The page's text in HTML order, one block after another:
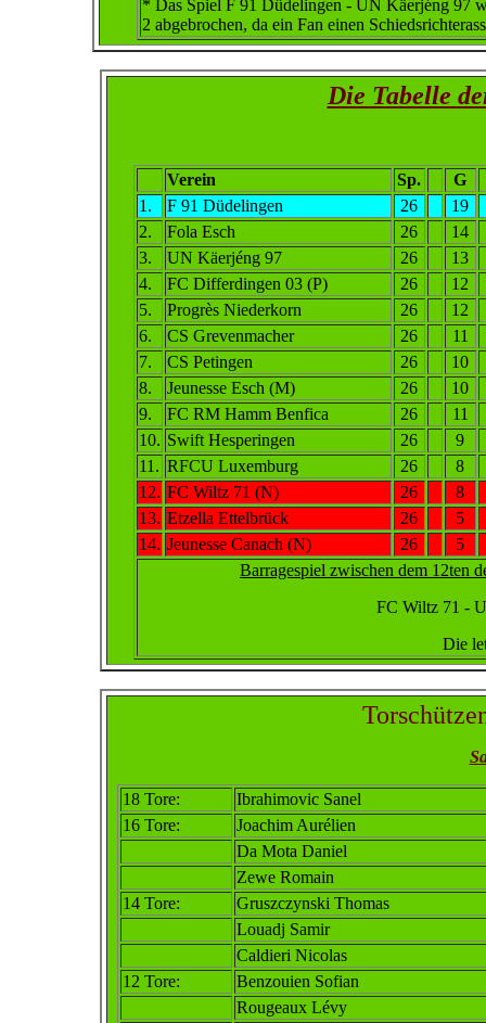
* Das Spiel F 91 Düdelingen - UN Käerjéng 97
2 abgebrochen, da ein Fan einen
Die Tabelle
Verein Sp.
G
1.
F 91 Düdelingen 26
19
2.
Fola Esch 26
14
3.
UN Käerjéng 97 26
13
4.
FC Differdingen 03 (P) 26
12
5.
Progrès Niederkorn 26
12
6.
CS Grevenmacher 26
11
7.
CS Petingen 26
10
8.
Jeunesse Esch (M) 26
10
9.
FC RM Hamm Benfica 26
11
10. Swift Hesperingen 26
9
11. RFCU Luxemburg 26
8
12. FC Wiltz 71 (N) 26
8
13. Etzella Ettelbrück 26
5
14. Jeunesse Canach (N) 26
5
Barragespiel zwischen dem 12ten
FC Wiltz 71 -
Die
18 Tore:
Ibrahimovic Sanel
16 Tore:
Joachim Aurélien
Da Mota Daniel
Zewe Romain
14 Tore:
Gruszczynski Thomas
Louadj Samir
Caldieri Nicolas
12 Tore:
Benzouien Sofian
Rougeaux Lévy